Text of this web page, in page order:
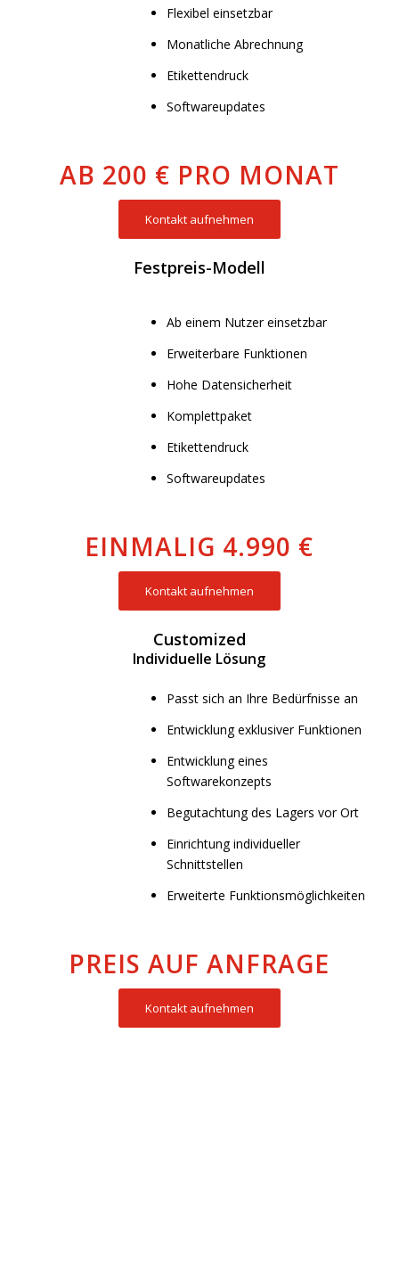
Flexibel einsetzbar
Monatliche Abrechnung
Etikettendruck
Softwareupdates
AB 200 € PRO MONAT
Kontakt aufnehmen
Festpreis-Modell
Ab einem Nutzer einsetzbar
Erweiterbare Funktionen
Hohe Datensicherheit
Komplettpaket
Etikettendruck
Softwareupdates
EINMALIG 4.990 €
Kontakt aufnehmen
Customized
Individuelle Lösung
Passt sich an Ihre Bedürfnisse an
Entwicklung exklusiver Funktionen
Entwicklung eines
Softwarekonzepts
Begutachtung des Lagers vor Ort
Einrichtung individueller
Schnittstellen
Erweiterte Funktionsmöglichkeiten
PREIS AUF ANFRAGE
Kontakt aufnehmen